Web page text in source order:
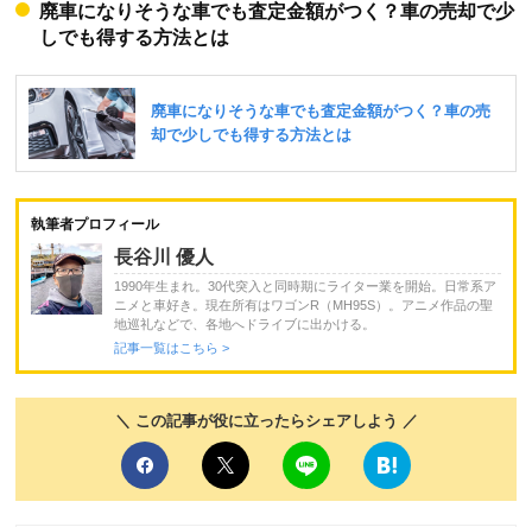
廃車になりそうな車でも査定金額がつく？車の売却で少
しでも得する方法とは
執筆者プロフィール
長谷川 優人
1990年生まれ。30代突入と同時期にライター業を開始。日常系ア
ニメと車好き。現在所有はワゴンR（MH95S）。アニメ作品の聖
地巡礼などで、各地へドライブに出かける。
記事一覧はこちら >
＼ この記事が役に立ったらシェアしよう ／